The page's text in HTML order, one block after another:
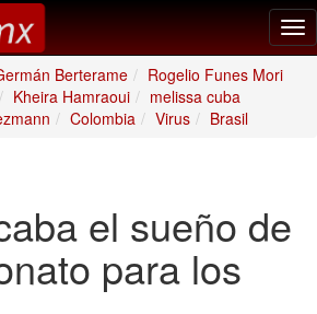
Berterame
Rogelio Funes Mori
Kheira Hamraoui
melissa cuba
Colombia Virus Brasil
el sueño de
para los